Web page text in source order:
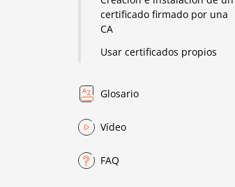
certificado firmado por una
CA
Usar certificados propios
Glosario
Vídeo
FAQ